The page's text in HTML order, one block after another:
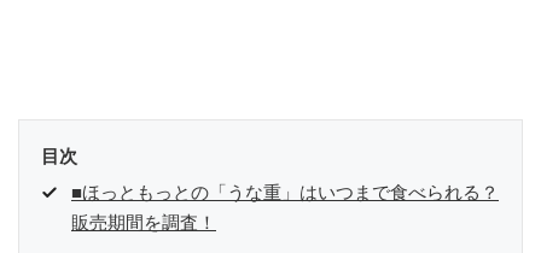
目次
■ほっともっとの「うな重」はいつまで食べられる？
販売期間を調査！